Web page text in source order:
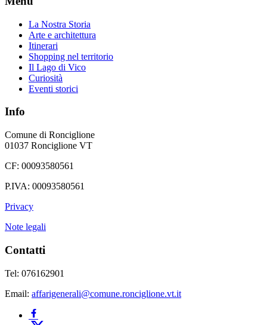
La Nostra Storia
Arte e architettura
Itinerari
Shopping nel territorio
Il Lago di Vico
Curiosità
Eventi storici
Info
Comune di Ronciglione
01037 Ronciglione VT
CF: 00093580561
P.IVA: 00093580561
Privacy
Note legali
Contatti
Tel: 076162901
Email: affarigenerali@comune.ronciglione.vt.it